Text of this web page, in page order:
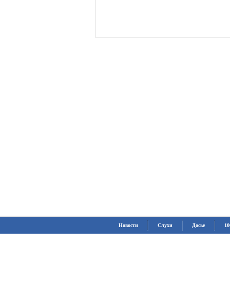
Новости Слухи Досье